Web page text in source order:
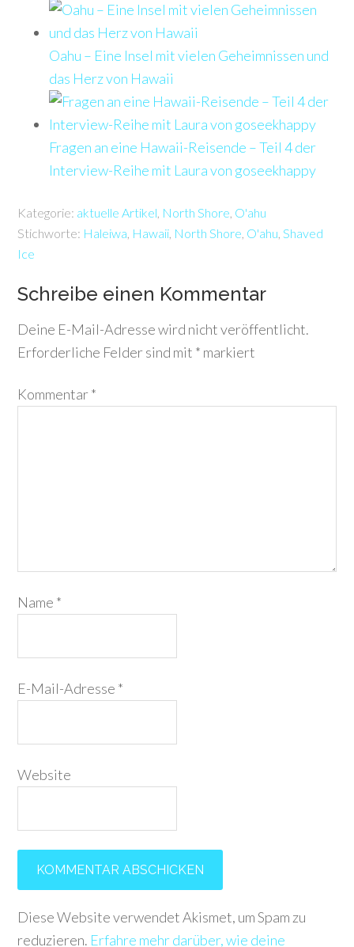
Oahu – Eine Insel mit vielen Geheimnissen und
das Herz von Hawaii
Fragen an eine Hawaii-Reisende – Teil 4 der
Interview-Reihe mit Laura von goseekhappy
Kategorie: aktuelle Artikel North Shore O'ahu
Stichworte: Haleiwa Hawaii North Shore O'ahu ,Shaved
Ice
Schreibe einen Kommentar
Deine E-Mail-Adresse wird nicht veröffentlicht.
Erforderliche Felder sind mit * markiert
Kommentar*
Name *
E-Mail-Adresse *
Website
Diese Website verwendet Akismet, um Spam zu
reduzieren. Erfahre mehr darüber, wie deine